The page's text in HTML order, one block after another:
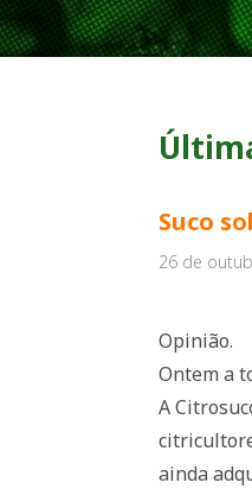
Suco
26 de
Opinião.
Ontem a
A
ainda